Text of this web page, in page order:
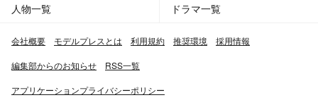
人物一覧 ドラマ一覧
会社概要 モデルプレスとは 利用規約 推奨環境 採用情報
編集部からのお知らせ RSS一覧
アプリケーションプライバシーポリシー